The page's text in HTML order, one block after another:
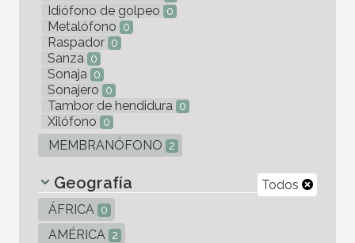
Idiófono de golpeo 0
Metalófono 0
Raspador 0
Sanza 0
Sonaja 0
Sonajero 0
Tambor de hendidura 0
Xilófono 0
MEMBRANÓFONO 2
Todos
Geografía
ÁFRICA 0
AMÉRICA 2